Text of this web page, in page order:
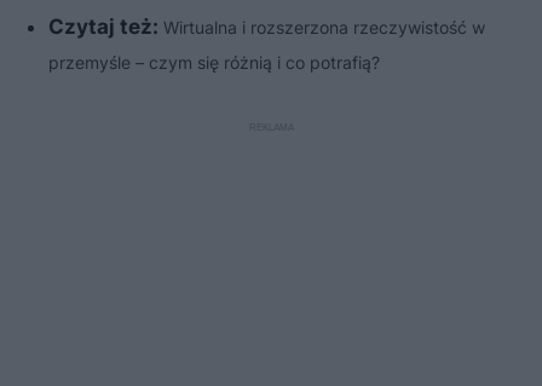
Czytaj też: Wirtualna i rozszerzona rzeczywistość w
przemyśle – czym się różnią i co potrafią?